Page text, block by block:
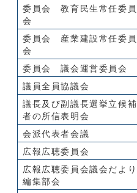
委員会 教育民生常任委員
会
委員会 産業建設常任委員
会
委員会 議会運営委員会
議員全員協議会
議長及び副議長選挙立候補
者の所信表明会
会派代表者会議
広報広聴委員会
広報広聴委員会議会だより
編集部会